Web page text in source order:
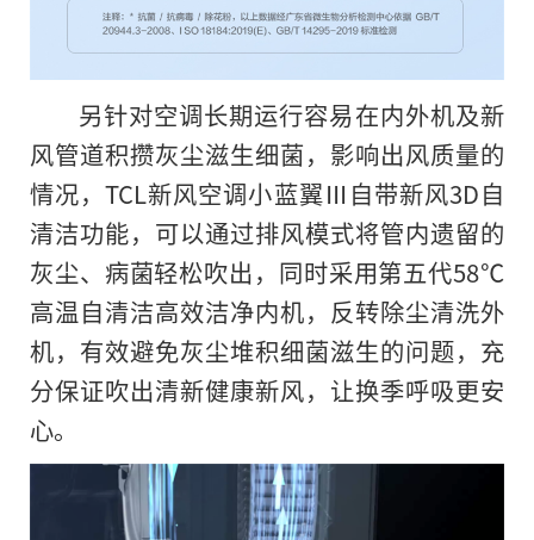
另针对空调长期运行容易在内外机及新
风管道积攒灰尘滋生细菌，影响出风质量的
情况，TCL新风空调小蓝翼Ⅲ自带新风3D自
清洁功能，可以通过排风模式将管内遗留的
灰尘、病菌轻松吹出，同时采用第五代58℃
高温自清洁高效洁净内机，反转除尘清洗外
机，有效避免灰尘堆积细菌滋生的问题，充
分保证吹出清新健康新风，让换季呼吸更安
心。